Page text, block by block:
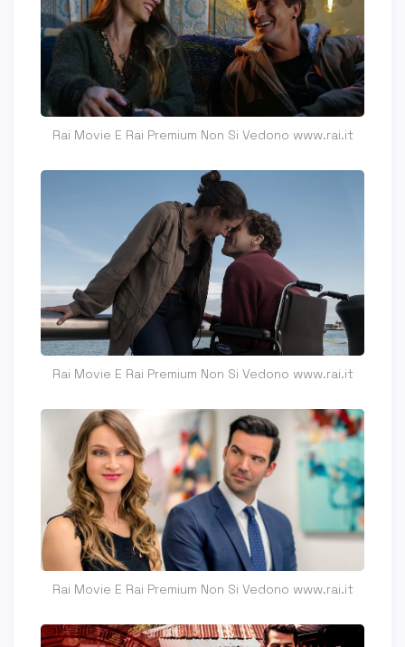
Rai Movie E Rai Premium Non Si Vedono www.rai.it
Rai Movie E Rai Premium Non Si Vedono www.rai.it
Rai Movie E Rai Premium Non Si Vedono www.rai.it